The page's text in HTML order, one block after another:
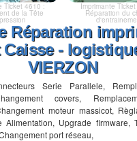
Ticket 4610 :
de la Tête
Imprimante
Réparation du
Réparation
Caisse -
VIERZON
Serie Parallele,
covers,
moteur massicot,
Alimentation, Upgrade firmware,
port réseau,